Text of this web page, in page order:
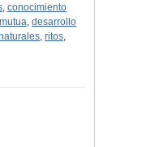
, conocimiento
, desarrollo
, ritos,